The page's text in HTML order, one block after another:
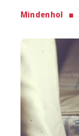
Mindenhol
Image